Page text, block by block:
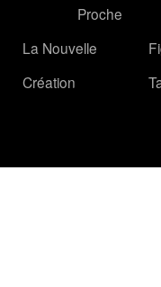
Proche
La Nouvelle
Création